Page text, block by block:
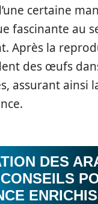
certaine
fascinante au
Après la
des œufs
assurant ainsi
DES